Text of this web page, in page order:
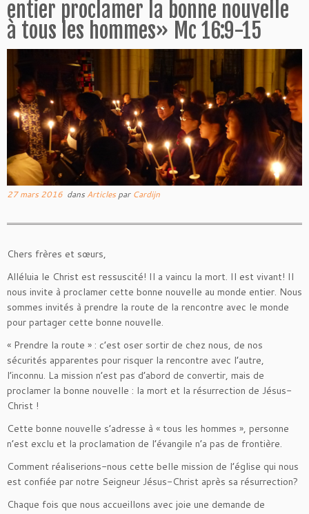
entier proclamer la bonne nouvelle
à tous les hommes» Mc 16:9-15
27 mars 2016 dans Articles par Cardijn
Chers frères et sœurs,
Alléluia le Christ est ressuscité! Il a vaincu la mort. Il est vivant! Il
nous invite à proclamer cette bonne nouvelle au monde entier. Nous
sommes invités à prendre la route de la rencontre avec le monde
pour partager cette bonne nouvelle.
« Prendre la route » : c’est oser sortir de chez nous, de nos
sécurités apparentes pour risquer la rencontre avec l’autre,
l’inconnu. La mission n’est pas d’abord de convertir, mais de
proclamer la bonne nouvelle : la mort et la résurrection de Jésus-
Christ !
Cette bonne nouvelle s’adresse à « tous les hommes », personne
n’est exclu et la proclamation de l’évangile n’a pas de frontière.
Comment réaliserions-nous cette belle mission de l’église qui nous
est confiée par notre Seigneur Jésus-Christ après sa résurrection?
Chaque fois que nous accueillons avec joie une demande de